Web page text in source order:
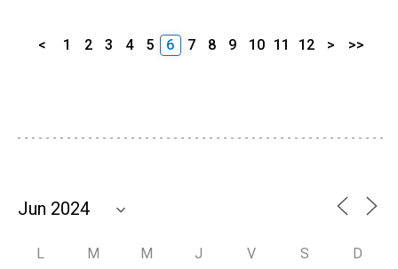
< 1 2 3 4 5 6 7 8 9 10 11 12 > >>
L M M J V S D